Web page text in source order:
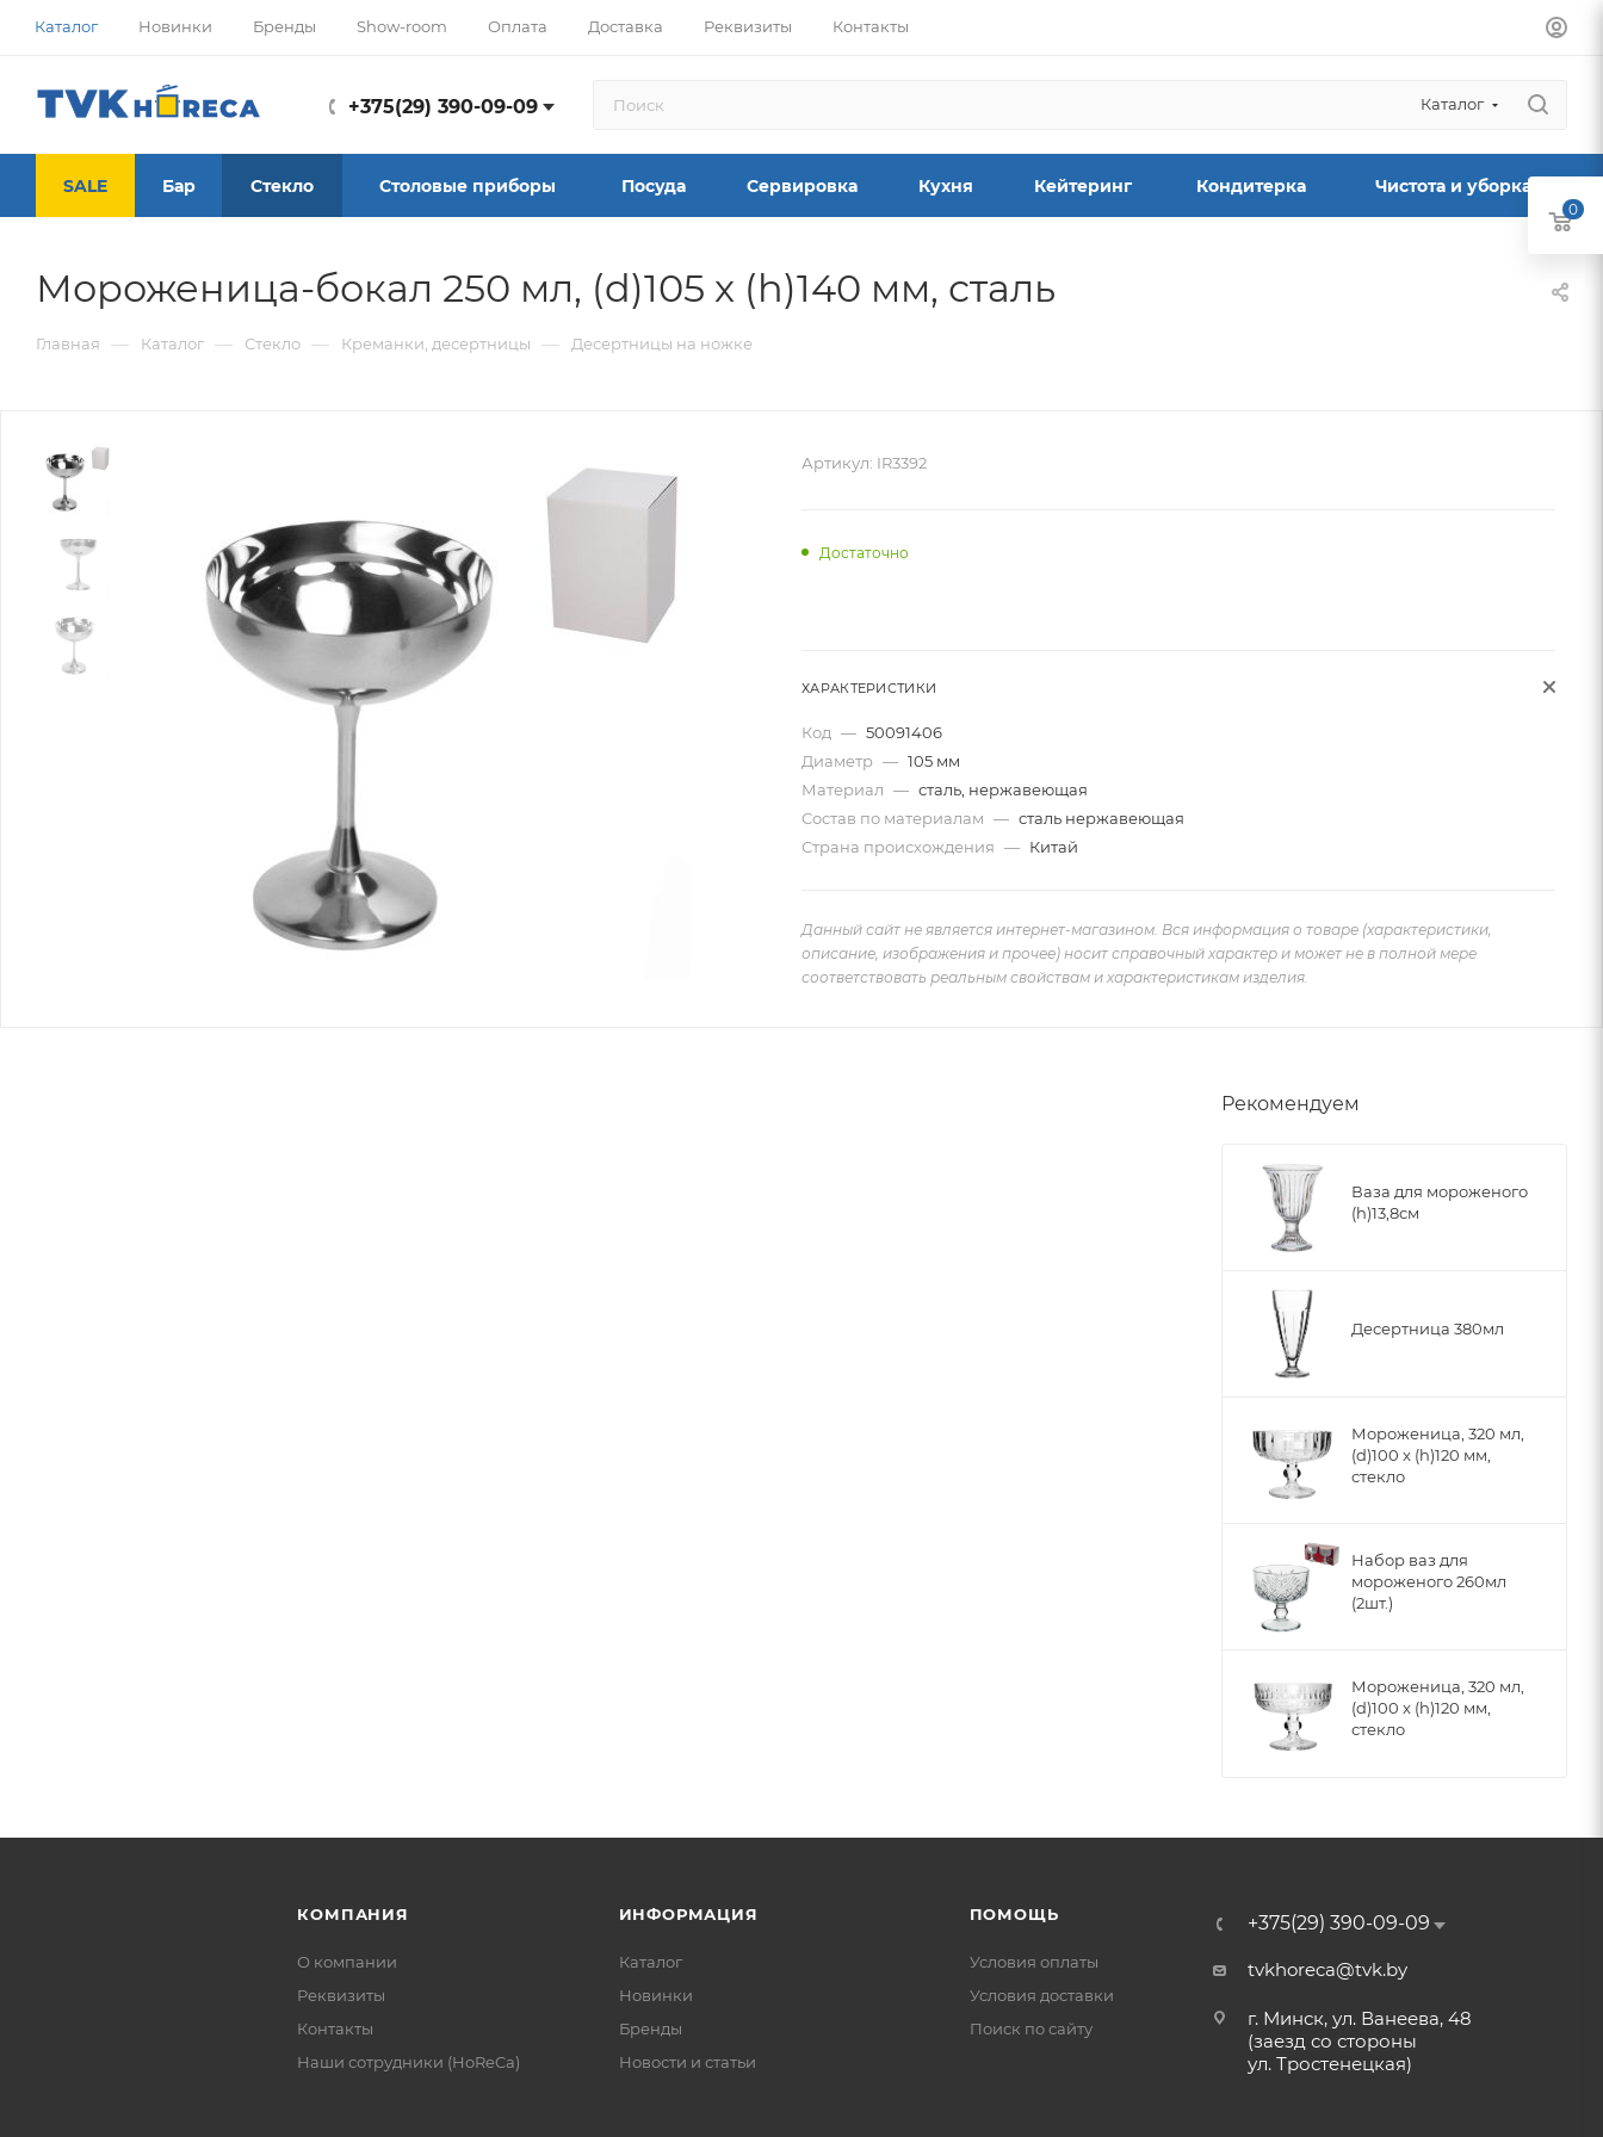
Каталог Новинки Бренды Show-room Оплата Доставка Реквизиты Контакты
+375(29) 390-09-09 Каталог
SALE Бар Стекло Столовые приборы Посуда Сервировка Кухня Кейтеринг Кондитерка Чистота и уборка
Мороженица-бокал 250 мл, (d)105 x (h)140 мм, сталь
Главная — Каталог — Стекло — Креманки, десертницы — Десертницы на ножке
Артикул: IR3392
Достаточно
ХАРАКТЕРИСТИКИ
Код — 50091406
Диаметр — 105 мм
Материал — сталь, нержавеющая
Состав по материалам — сталь нержавеющая
Страна происхождения — Китай
Данный сайт не является интернет-магазином. Вся информация о товаре (характеристики,
описание, изображения и прочее) носит справочный характер и может не в полной мере
соответствовать реальным свойствам и характеристикам изделия.
Рекомендуем
Ваза для мороженого
(h)13,8см
Десертница 380мл
Мороженица, 320 мл,
(d)100 x (h)120 мм,
стекло
Набор ваз для
мороженого 260мл
(2шт.)
Мороженица, 320 мл,
(d)100 x (h)120 мм,
стекло
КОМПАНИЯ
О компании
Реквизиты
Контакты
Наши сотрудники (HoReCa)
ИНФОРМАЦИЯ
Каталог
Новинки
Бренды
Новости и статьи
ПОМОЩЬ
Условия оплаты
Условия доставки
Поиск по сайту
+375(29) 390-09-09
tvkhoreca@tvk.by
г. Минск, ул. Ванеева, 48
(заезд со стороны
ул. Тростенецкая)
0